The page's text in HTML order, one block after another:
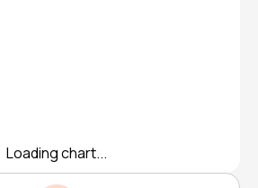
Loading chart...